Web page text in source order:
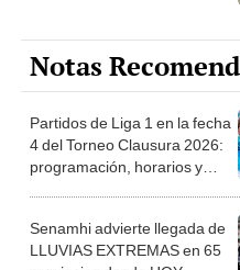
Notas
Partidos de Liga 1 en la fecha
4 del Torneo Clausura 2026:
programación, horarios y
Senamhi advierte llegada de
LLUVIAS EXTREMAS en 65